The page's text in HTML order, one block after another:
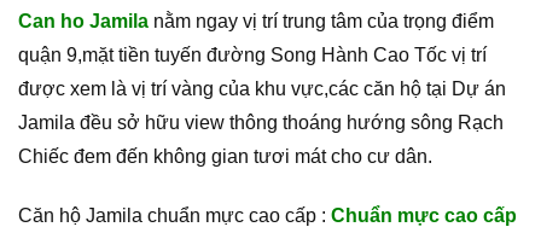
Can ho Jamila nằm ngay vị trí trung tâm của trọng điểm
quận 9,mặt tiền tuyến đường Song Hành Cao Tốc vị trí
được xem là vị trí vàng của khu vực,các căn hộ tại Dự án
Jamila đều sở hữu view thông thoáng hướng sông Rạch
Chiếc đem đến không gian tươi mát cho cư dân.
Căn hộ Jamila chuẩn mực cao cấp : Chuẩn mực cao cấp